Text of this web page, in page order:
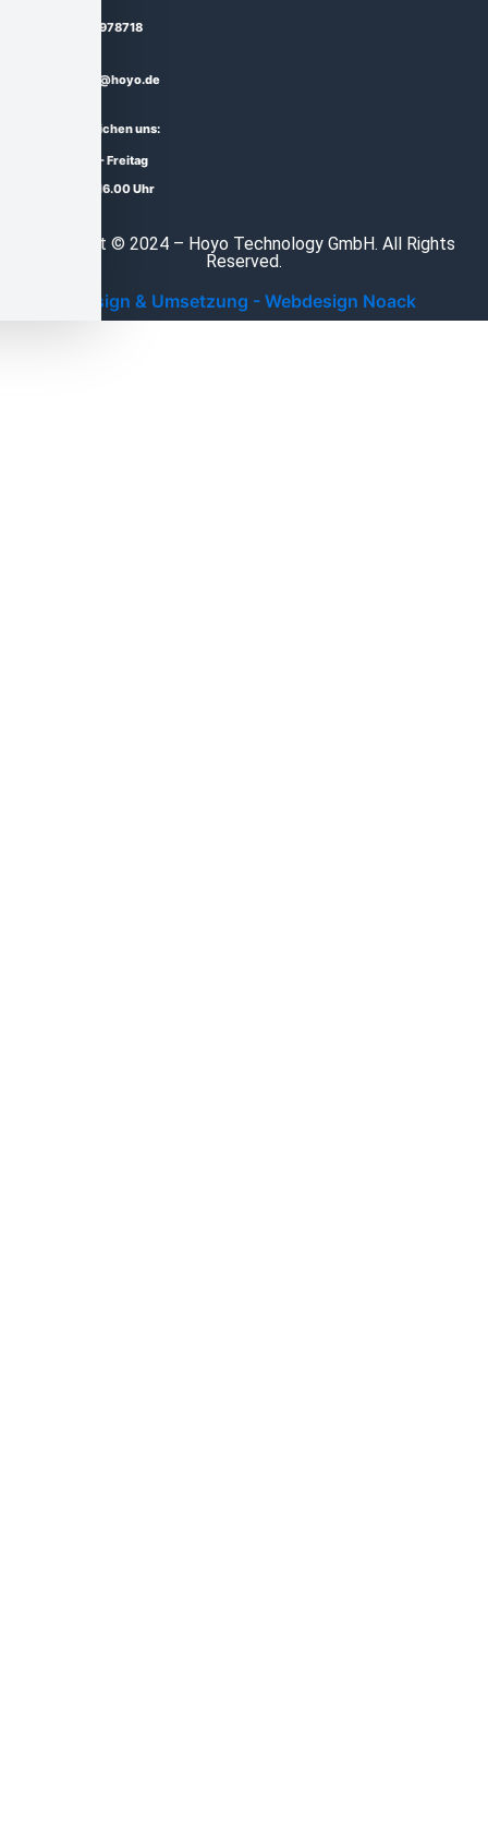
03571 - 978718
service@hoyo.de
Sie erreichen uns:
Montag - Freitag
10.00 - 16.00 Uhr
Copyright © 2024 – Hoyo Technology GmbH. All Rights
Reserved.
Design & Umsetzung - Webdesign Noack